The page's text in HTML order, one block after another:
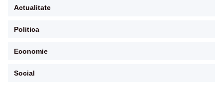
Actualitate
Politica
Economie
Social